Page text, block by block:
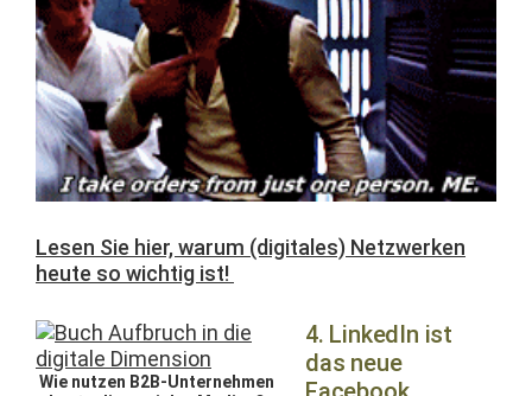
Lesen Sie hier, warum (dig­i­tales) Net­zw­erken
heute so wichtig ist!
Wie nutzen B2B-Unternehmen
4. LinkedIn ist
das neue